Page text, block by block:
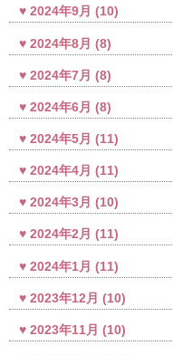
2024年9月 (10)
2024年8月 (8)
2024年7月 (8)
2024年6月 (8)
2024年5月 (11)
2024年4月 (11)
2024年3月 (10)
2024年2月 (11)
2024年1月 (11)
2023年12月 (10)
2023年11月 (10)